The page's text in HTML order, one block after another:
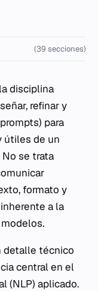
(39 secciones)
disciplina
refinar y
para
útiles de un
No se trata
formato y
a la
detalle técnico
central en el
(NLP) aplicado.